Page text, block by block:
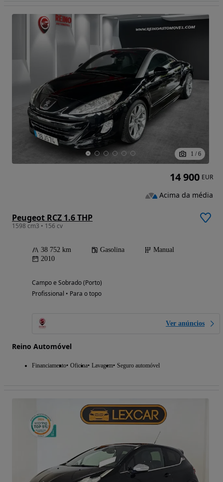
1 / 6
Peugeot RCZ 1.6 THP
1598 cm3 • 156 cv
38 752 km Gasolina
Manual
2010
Campo e Sobrado (Porto)
Profissional • Para o topo
Ver anúncios
Reino Automóvel
Financiamento Oficina Lavagem Seguro automóvel
14 900 EUR
Acima da média